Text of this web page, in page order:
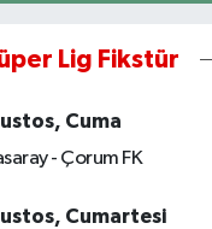
Lig Fikstür
Cuma
- Çorum FK
Cumartesi